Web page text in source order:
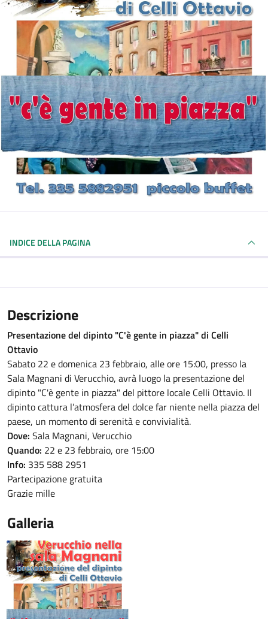
INDICE DELLA PAGINA
Descrizione
Presentazione del dipinto "C'è gente in piazza" di Celli
Ottavio
Sabato 22 e domenica 23 febbraio, alle ore 15:00, presso la
Sala Magnani di Verucchio, avrà luogo la presentazione del
dipinto "C'è gente in piazza" del pittore locale Celli Ottavio. Il
dipinto cattura l’atmosfera del dolce far niente nella piazza del
paese, un momento di serenità e convivialità.
Dove: Sala Magnani, Verucchio
Quando: 22 e 23 febbraio, ore 15:00
Info: 335 588 2951
Partecipazione gratuita
Grazie mille
Galleria